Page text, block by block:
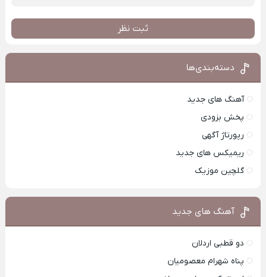
ثبت نظر
دسته‌بندی‌ها
آهنگ های جدید
پخش بزودی
رپورتاژ آگهی
ریمیکس های جدید
گلچین موزیک
آهنگ های جدید
دو قطبی اردلان
پناه شهرام معصومیان